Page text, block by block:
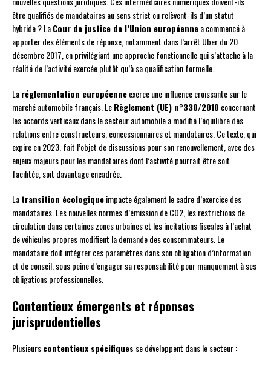
être qualifiés de mandataires au sens strict ou relèvent-ils d’un statut
hybride ? LaCour de justice de l’Union européennea commencé à
apporter des éléments de réponse, notamment dans l’arrêt Uber du 20
décembre 2017, en privilégiant une approche fonctionnelle qui s’attache à la
réalité de l’activité exercée plutôt qu’à sa qualification formelle.
Laréglementation européenneexerce une influence croissante sur le
marché automobile français. LeRèglement (UE) n°330/2010 concernant
les accords verticaux dans le secteur automobile a modifié l’équilibre des
relations entre constructeurs, concessionnaires et mandataires. Ce texte, qui
expire en 2023, fait l’objet de discussions pour son renouvellement, avec des
enjeux majeurs pour les mandataires dont l’activité pourrait être soit
facilitée, soit davantage encadrée.
Latransition écologiqueimpacte également le cadre d’exercice des
mandataires. Les nouvelles normes d’émission de CO2, les restrictions de
circulation dans certaines zones urbaines et les incitations fiscales à l’achat
de véhicules propres modifient la demande des consommateurs. Le
mandataire doit intégrer ces paramètres dans son obligation d’information
et de conseil, sous peine d’engager sa responsabilité pour manquement à ses
obligations professionnelles.
Contentieux émergents et réponses
jurisprudentielles
Plusieurscontentieux spécifiques se développent dans le secteur :